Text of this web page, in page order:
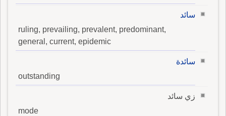
سائد
ruling, prevailing, prevalent, predominant,
general, current, epidemic
سائدة
outstanding
زي سائد
mode